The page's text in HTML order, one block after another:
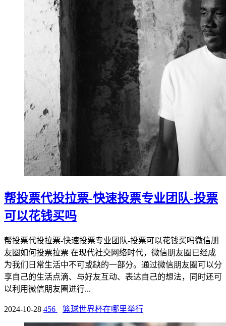
帮投票代投拉票-快速投票专业团队-投票
可以花钱买吗
帮投票代投拉票-快速投票专业团队-投票可以花钱买吗微信朋
友圈如何投票拉票 在现代社交网络时代，微信朋友圈已经成
为我们日常生活中不可或缺的一部分。通过微信朋友圈可以分
享自己的生活点滴、与好友互动、表达自己的想法，同时还可
以利用微信朋友圈进行...
2024-10-28 456 篮球世界杯在哪里举行